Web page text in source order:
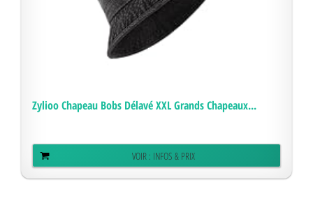
Zylioo Chapeau Bobs Délavé XXL Grands Chapeaux...
VOIR : INFOS & PRIX